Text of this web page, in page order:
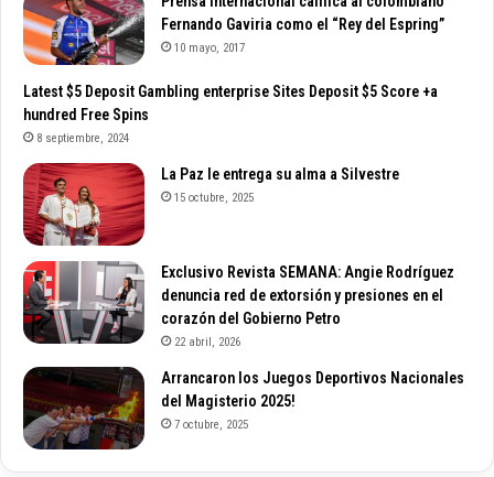
Fernando Gaviria como el “Rey del Espring”
10 mayo, 2017
Latest $5 Deposit Gambling enterprise Sites Deposit $5 Score +a
hundred Free Spins
8 septiembre, 2024
La Paz le entrega su alma a Silvestre
15 octubre, 2025
Exclusivo Revista SEMANA: Angie Rodríguez
denuncia red de extorsión y presiones en el
corazón del Gobierno Petro
22 abril, 2026
Arrancaron los Juegos Deportivos Nacionales
del Magisterio 2025!
7 octubre, 2025